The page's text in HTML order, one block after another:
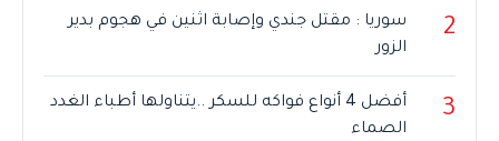
2
سوريا : مقتل جندي وإصابة اثنين في هجوم بدير
الزور
3
أفضل 4 أنواع فواكه للسكر ..يتناولها أطباء الغدد
الصماء